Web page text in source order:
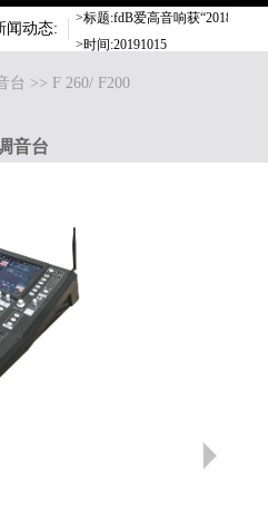
闻动态:
>时间:20191015
>标题:河源客天下水晶温泉国际
>标题:FDB AUDIO助阵第十七
台 >> F 260/ F200
音台